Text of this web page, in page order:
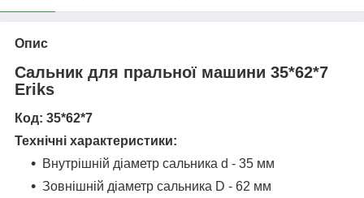
Опис
Сальник для пральної машини 35*62*7
Eriks
Код: 35*62*7
Технічні характеристики:
Внутрішній діаметр сальника d - 35 мм
Зовнішній діаметр сальника D - 62 мм